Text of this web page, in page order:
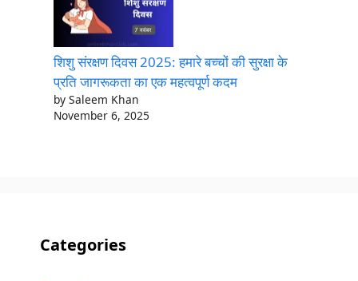
शिशु संरक्षण दिवस 2025: हमारे बच्चों की सुरक्षा के
प्रति जागरूकता का एक महत्वपूर्ण कदम
by Saleem Khan
November 6, 2025
Categories